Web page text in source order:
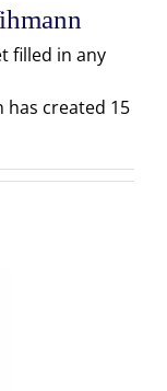
filled in any
has created 15